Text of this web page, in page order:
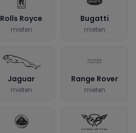
Rolls Royce
mieten
Bugatti
mieten
Jaguar
mieten
Range Rover
mieten